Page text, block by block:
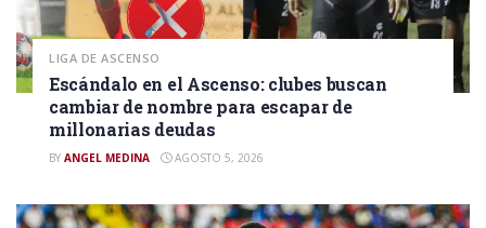
LIGA DE ASCENSO
Escándalo en el Ascenso: clubes buscan
cambiar de nombre para escapar de
millonarias deudas
BY ANGEL MEDINA AGOSTO 5, 2026